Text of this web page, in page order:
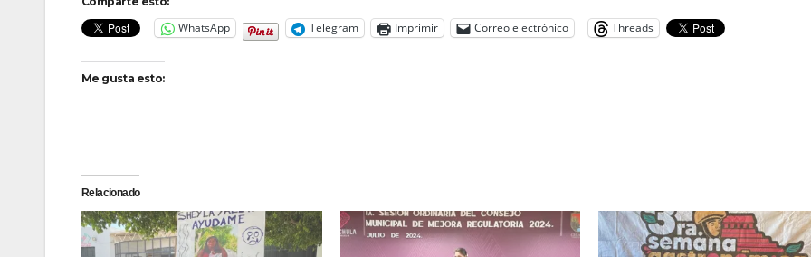
WhatsApp Telegram Imprimir Correo electrónico Threads
Me gusta esto:
Relacionado